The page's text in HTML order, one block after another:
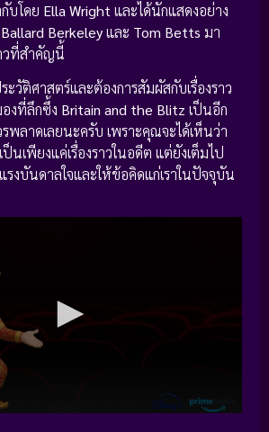
บโดย Ella Wright และได้นักแสดงอย่าง
Berkeleyและ Tom Betts มา
วที่สำคัญนี้
ะวัติศาสตร์และต้องการสัมผัสกับเรื่องราว
งที่ลึกซึ้ง Britain and the Blitz เป็นอีก
พลาดเลยนะครับ เพราะคุณจะได้เห็นว่า
นเพียงแค่เรื่องราวในอดีต แต่ยังเต็มไป
รงบันดาลใจและให้ข้อคิดแก่เราในปัจจุบัน